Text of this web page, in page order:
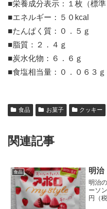
■栄養成分表示：１枚（標
■エネルギー：５０kcal
■たんぱく質：０．５ｇ
■脂質：２．４ｇ
■炭水化物：６．６ｇ
■食塩相当量：０．０６３ｇ
食品 お菓子 クッキー
関連記事
食品 明治
明治
ーソ
円（